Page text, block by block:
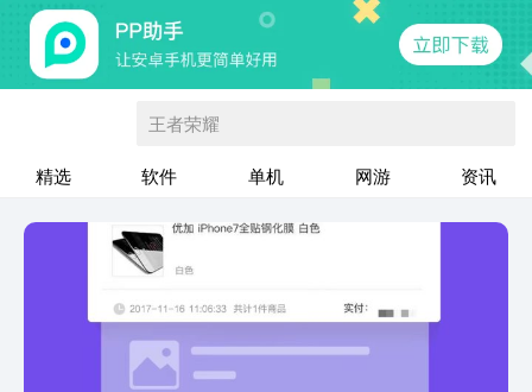
王者荣耀
精选 软件 单机 网游 资讯